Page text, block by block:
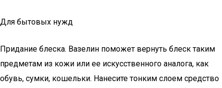
Для бытовых нужд
Придание блеска. Вазелин поможет вернуть блеск таким
предметам из кожи или ее искусственного аналога, как
обувь, сумки, кошельки. Нанесите тонким слоем средство